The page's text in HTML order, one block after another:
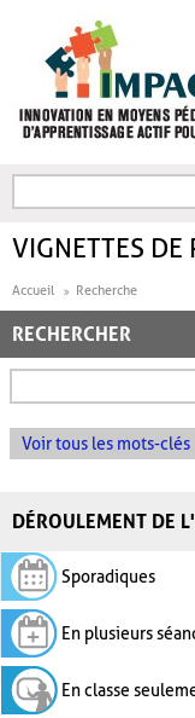
FORMULAIRE DE
VIGNETTES DE
Accueil Recherche
RECHERCHER
Voir tous les mots-clés
DÉROULEMENT DE
Sporadiques
En plusieurs
En classe